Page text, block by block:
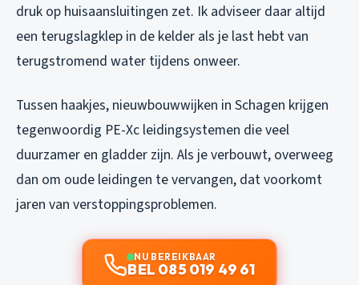
druk op huisaansluitingen zet. Ik adviseer daar altijd
een terugslagklep in de kelder als je last hebt van
terugstromend water tijdens onweer.
Tussen haakjes, nieuwbouwwijken in Schagen krijgen
tegenwoordig PE-Xc leidingsystemen die veel
duurzamer en gladder zijn. Als je verbouwt, overweeg
dan om oude leidingen te vervangen, dat voorkomt
jaren van verstoppingsproblemen.
NU BEREIKBAAR
BEL 085 019 49 61